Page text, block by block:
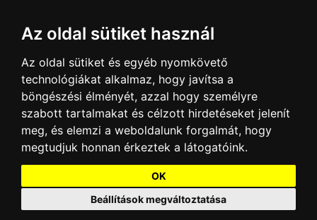
Az oldal sütiket használ
Az oldal sütiket és egyéb nyomkövető
technológiákat alkalmaz, hogy javítsa a
böngészési élményét, azzal hogy személyre
szabott tartalmakat és célzott hirdetéseket jelenít
meg, és elemzi a weboldalunk forgalmát, hogy
megtudjuk honnan érkeztek a látogatóink.
OK
Beállítások megváltoztatása